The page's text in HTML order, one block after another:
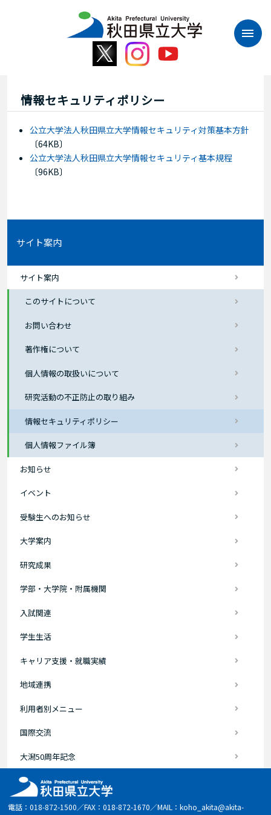
情報セキュリティポリシー
公立大学法人秋田県立大学情報セキュリティ対策基本方針
〔64KB〕
公立大学法人秋田県立大学情報セキュリティ基本規程
〔96KB〕
サイト案内
サイト案内
このサイトについて
お問い合わせ
著作権について
個人情報の取扱いについて
研究活動の不正防止の取り組み
情報セキュリティポリシー
個人情報ファイル簿
お知らせ
イベント
受験生へのお知らせ
大学案内
研究成果
学部・大学院・附属機関
入試関連
学生生活
キャリア支援・就職実績
地域連携
利用者別メニュー
国際交流
大潟50周年記念
電話：018-872-1500／FAX：018-872-1670／MAIL：koho_akita@akita-